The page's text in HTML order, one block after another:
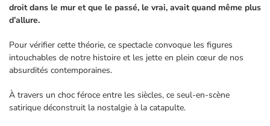
droit dans le mur et que le passé, le vrai, avait quand même plus
d’allure.
Pour vérifier cette théorie, ce spectacle convoque les figures
intouchables de notre histoire et les jette en plein cœur de nos
absurdités contemporaines.
À travers un choc féroce entre les siècles, ce seul-en-scène
satirique déconstruit la nostalgie à la catapulte.